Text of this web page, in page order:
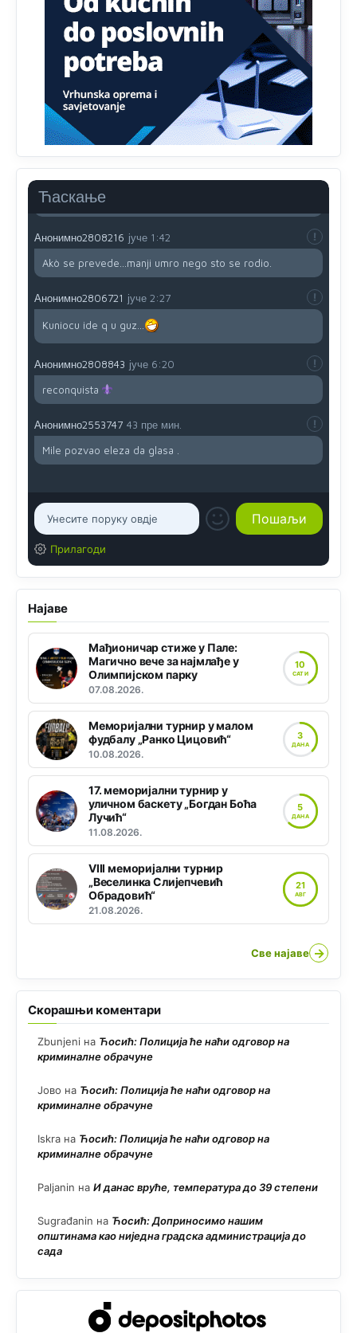
Ћаскање
genocidna tvorevina pravi smetnju a recimo Srbija je
davno priznala.Nasvakom proizvodu iz Srbije stoji -
uvoznik za Kosovo
Анонимно2806721
Sve i da se nekim čudom vojska Srbije "vrati" na
Kosovo-kome će se vratiti? Gdje je dobrodošla i koga
da brani? A imamo vojsku Kosova kojoj želimo svako
dobro i da se što bolje opreme
i mi tebi želimo dug život i tešku bolest
Анонимно2808216 јуче 1:42
Akò se prevede...manji umro nego sto se rodio.
Анонимно2806721 јуче 2:27
Kuniocu ide q u guz...
Анонимно2808843 јуче 6:20
reconquista
Анонимно2553747 43 пре мин.
Mile pozvao eleza da glasa .
Прилагоди
Најаве
Мађионичар стиже у Пале:
Магично вече за најмлађе у
Олимпијском парку
07.08.2026.
10
САТИ
Меморијални турнир у малом
фудбалу „Ранко Цицовић“
10.08.2026.
3
ДАНА
17. меморијални турнир у
уличном баскету „Богдан Боћа
Лучић“
11.08.2026.
5
ДАНА
VIII меморијални турнир
„Веселинка Слијепчевић
Обрадовић“
21.08.2026.
21
АВГ
Све најаве →
Скорашњи коментари
Zbunjeni на Ћосић: Полиција ће наћи одговор на
криминалне обрачуне
Јово на Ћосић: Полиција ће наћи одговор на
криминалне обрачуне
Iskra на Ћосић: Полиција ће наћи одговор на
криминалне обрачуне
Paljanin на И данас вруће, температура до 39 степени
Sugrađanin на Ћосић: Доприносимо нашим
општинама као ниједна градска администрација до
сада